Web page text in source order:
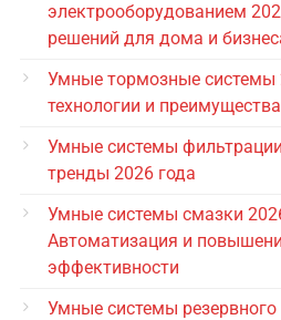
электрооборудованием
решений для дома и
Умные тормозные системы
технологии и преимущества
Умные системы
тренды 2026 года
Умные системы смазки
Автоматизация и
эффективности
Умные системы резервного